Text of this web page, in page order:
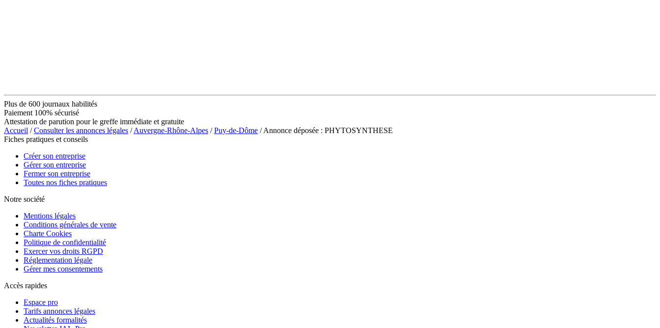
Plus de 600 journaux habilités
Paiement 100% sécurisé
Attestation de parution pour le greffe immédiate et gratuite
Accueil /Consulter les annonces légales /Auvergne-Rhône-Alpes /Puy-de-Dôme / Annonce déposée : PHYTOSYNTHESE
Fiches pratiques et conseils
Créer son entreprise
Gérer son entreprise
Fermer son entreprise
Toutes nos fiches pratiques
Notre société
Mentions légales
Conditions générales de vente
Charte Cookies
Politique de confidentialité
Exercer vos droits RGPD
Réglementation légale
Gérer mes consentements
Accès rapides
Espace pro
Tarifs annonces légales
Actualités formalités